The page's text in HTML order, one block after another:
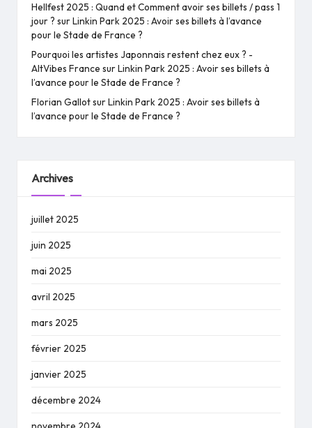
Hellfest 2025 : Quand et Comment avoir ses billets / pass 1
jour ? surLinkin Park 2025 : Avoir ses billets à l’avance
pour le Stade de France ?
Pourquoi les artistes Japonnais restent chez eux ? -
AltVibes France surLinkin Park 2025 : Avoir ses billets à
l’avance pour le Stade de France ?
Florian GallotsurLinkin Park 2025 : Avoir ses billets à
l’avance pour le Stade de France ?
Archives
juillet 2025
juin 2025
mai 2025
avril 2025
mars 2025
février 2025
janvier 2025
décembre 2024